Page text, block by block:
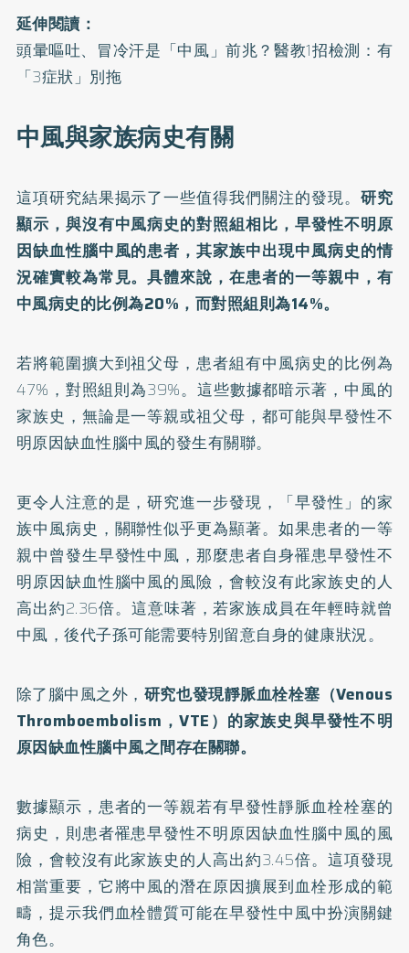
延伸閱讀：
頭暈嘔吐、冒冷汗是「中風」前兆？醫教1招檢測：有
「3症狀」別拖
中風與家族病史有關
這項研究結果揭示了一些值得我們關注的發現。 研究
顯示，與沒有中風病史的對照組相比，早發性不明原
因缺血性腦中風的患者，其家族中出現中風病史的情
況確實較為常見。具體來說，在患者的一等親中，有
中風病史的比例為20%，而對照組則為14%。
若將範圍擴大到祖父母，患者組有中風病史的比例為
47%，對照組則為39%。這些數據都暗示著，中風的
家族史，無論是一等親或祖父母，都可能與早發性不
明原因缺血性腦中風的發生有關聯。
更令人注意的是，研究進一步發現，「早發性」的家
族中風病史，關聯性似乎更為顯著。如果患者的一等
親中曾發生早發性中風，那麼患者自身罹患早發性不
明原因缺血性腦中風的風險，會較沒有此家族史的人
高出約2.36倍。這意味著，若家族成員在年輕時就曾
中風，後代子孫可能需要特別留意自身的健康狀況。
除了腦中風之外， 研究也發現靜脈血栓栓塞（Venous
Thromboembolism，VTE）的家族史與早發性不明
原因缺血性腦中風之間存在關聯。
數據顯示，患者的一等親若有早發性靜脈血栓栓塞的
病史，則患者罹患早發性不明原因缺血性腦中風的風
險，會較沒有此家族史的人高出約3.45倍。這項發現
相當重要，它將中風的潛在原因擴展到血栓形成的範
疇，提示我們血栓體質可能在早發性中風中扮演關鍵
角色。